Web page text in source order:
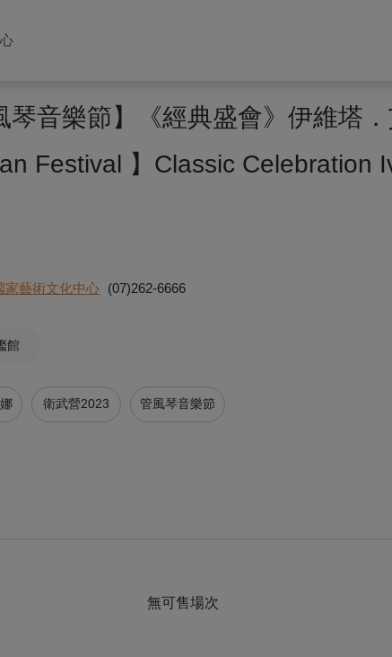
琴音樂節】《經典盛會》伊維塔
Festival 】Classic Celebration
家藝術文化中心 (07)262-6666
館
衛武營2023 管風琴音樂節
無可售場次